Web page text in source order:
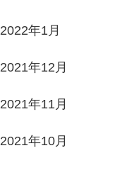
2022年1月
2021年12月
2021年11月
2021年10月